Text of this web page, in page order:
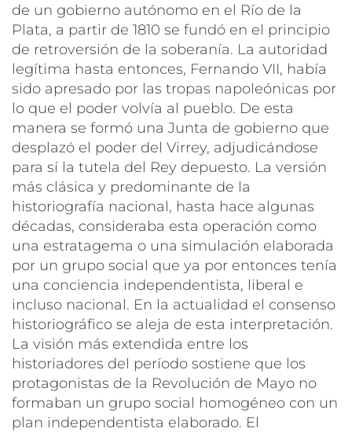
de un gobierno autónomo en el Río de la
Plata, a partir de 1810 se fundó en el principio
de retroversión de la soberanía. La autoridad
legítima hasta entonces, Fernando VII, había
sido apresado por las tropas napoleónicas por
lo que el poder volvía al pueblo. De esta
manera se formó una Junta de gobierno que
desplazó el poder del Virrey, adjudicándose
para sí la tutela del Rey depuesto. La versión
más clásica y predominante de la
historiografía nacional, hasta hace algunas
décadas, consideraba esta operación como
una estratagema o una simulación elaborada
por un grupo social que ya por entonces tenía
una conciencia independentista, liberal e
incluso nacional. En la actualidad el consenso
historiográfico se aleja de esta interpretación.
La visión más extendida entre los
historiadores del período sostiene que los
protagonistas de la Revolución de Mayo no
formaban un grupo social homogéneo con un
plan independentista elaborado. El